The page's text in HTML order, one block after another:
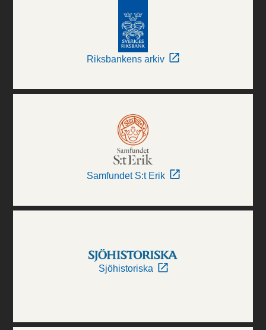
Riksbankens arkiv
Samfundet S:t Erik
Sjöhistoriska